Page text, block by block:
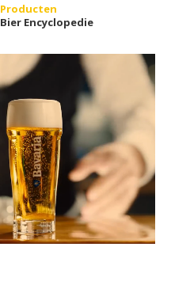
Producten
Bier Encyclopedie